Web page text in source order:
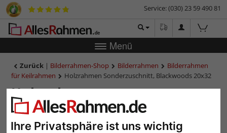
Ihre Privatsphäre ist uns wichtig
Service: (030) 23 59 490 81
Menü
Zurück | Bilderrahmen-Shop Bilderrahmen
Bilderrahmen
für Keilrahmen
Holzrahmen Sonderzuschnitt, Blackwoods 20x32
Holzrahmen
Sonderzuschnitt, Blackwoods
20x32